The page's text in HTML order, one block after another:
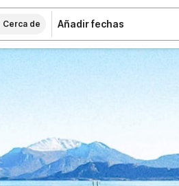
Cerca de Añadir fechas